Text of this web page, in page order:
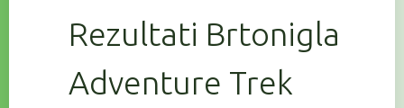
Rezultati Brtonigla
Adventure Trek